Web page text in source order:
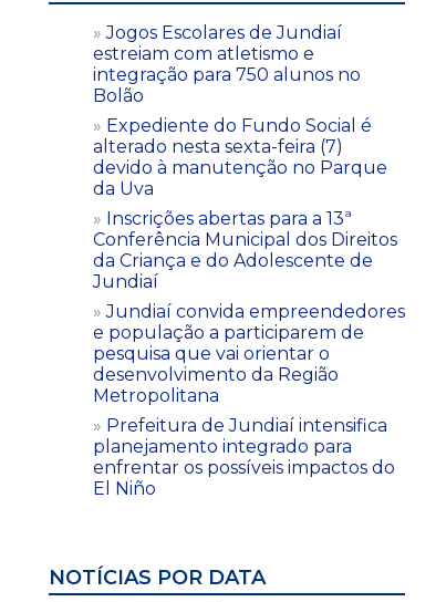
Jogos Escolares de Jundiaí
estreiam com atletismo e
integração para 750 alunos no
Bolão
Expediente do Fundo Social é
alterado nesta sexta-feira (7)
devido à manutenção no Parque
da Uva
Inscrições abertas para a 13ª
Conferência Municipal dos Direitos
da Criança e do Adolescente de
Jundiaí
Jundiaí convida empreendedores
e população a participarem de
pesquisa que vai orientar o
desenvolvimento da Região
Metropolitana
Prefeitura de Jundiaí intensifica
planejamento integrado para
enfrentar os possíveis impactos do
El Niño
NOTÍCIAS POR DATA